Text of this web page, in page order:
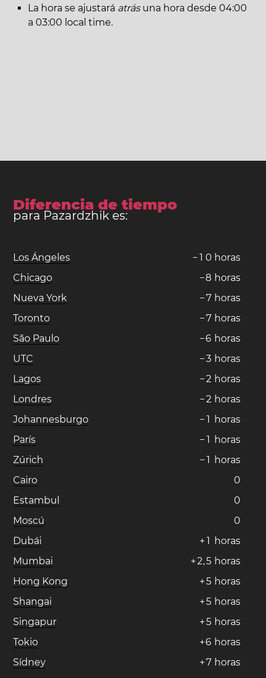
La hora se ajustará atrásuna hora desde 04:00
a 03:00 local time.
Diferencia de tiempo
para Pazardzhik es:
Los Ángeles − 1 0 horas
Chicago
−8 horas
Nueva York
−7 horas
Toronto
−7 horas
São Paulo
−6 horas
UTC
−3 horas
Lagos
−2 horas
Londres
−2 horas
Johannesburgo
− 1 horas
París
− 1 horas
Zúrich
− 1 horas
Cairo
0
Estambul
0
Moscú
0
Dubái
+ 1 horas
Mumbai
+2,5 horas
Hong Kong
+5 horas
Shangai
+5 horas
Singapur
+5 horas
Tokio
+6 horas
Sídney
+7 horas